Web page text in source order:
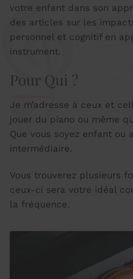
votre enfant dans son
des articles sur les
personnel et cognitif en
instrument.
Pour Qui ?
Je m’adresse à ceux et
jouer du piano ou même
Que vous soyez enfant ou
intermédiaire.
Vous trouverez plusieurs
ceux-ci sera votre idéal
la fréquence.